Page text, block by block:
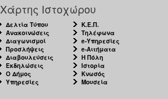
Χάρτης Ιστοχώρου
Δελτία Τύπου
Ανακοινώσεις
Διαγωνισμοί
Προσλήψεις
Διαβουλεύσεις
Εκδηλώσεις
Ο Δήμος
Υπηρεσίες
Κ.Ε.Π.
Τηλέφωνα
e-Υπηρεσίες
e-Αιτήματα
Η Πόλη
Ιστορία
Κνωσός
Μουσεία